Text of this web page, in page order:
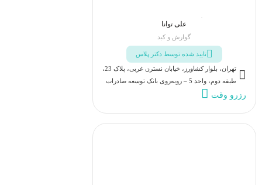
علی توانا
گوارش و کبد
تایید شده توسط دکتر پلاس
تهران، بلوار کشاورز، خیابان نسترن غربی، پلاک 23،
طبقه دوم، واحد 5 – روبه‌روی بانک توسعه صادرات
رزرو وقت